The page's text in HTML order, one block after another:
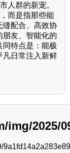
人群的新宠。
而是指那些能
缝配合、高效协
朋友、智能化的
同特点是：能极
凡日常注入新鲜
2025/